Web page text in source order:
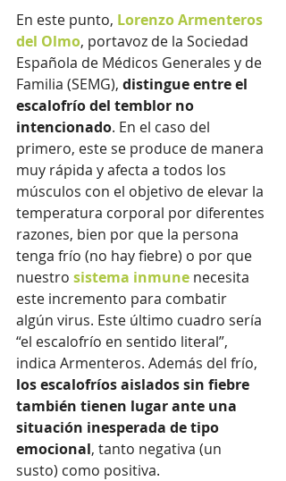
En este punto, Lorenzo Armenteros
del Olmo, portavoz de la Sociedad
Española de Médicos Generales y de
Familia (SEMG), distingue entre el
escalofrío del temblor no
intencionado. En el caso del
primero, este se produce de manera
muy rápida y afecta a todos los
músculos con el objetivo de elevar la
temperatura corporal por diferentes
razones, bien por que la persona
tenga frío (no hay fiebre) o por que
nuestro sistema inmune necesita
este incremento para combatir
algún virus. Este último cuadro sería
“el escalofrío en sentido literal”,
indica Armenteros. Además del frío,
los escalofríos aislados sin fiebre
también tienen lugar ante una
situación inesperada de tipo
emocional, tanto negativa (un
susto) como positiva.